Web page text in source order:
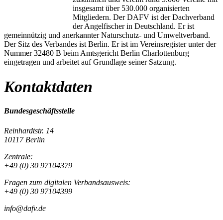
insgesamt über 530.000 organisierten
Mitgliedern. Der DAFV ist der Dachverband
der Angelfischer in Deutschland. Er ist
gemeinnützig und anerkannter Naturschutz- und Umweltverband.
Der Sitz des Verbandes ist Berlin. Er ist im Vereinsregister unter der
Nummer 32480 B beim Amtsgericht Berlin Charlottenburg
eingetragen und arbeitet auf Grundlage seiner Satzung.
Kontaktdaten
Bundesgeschäftsstelle
Reinhardtstr. 14
10117 Berlin
Zentrale:
+49 (0) 30 97104379
Fragen zum digitalen Verbandsausweis:
+49 (0) 30 97104399
info@dafv.de